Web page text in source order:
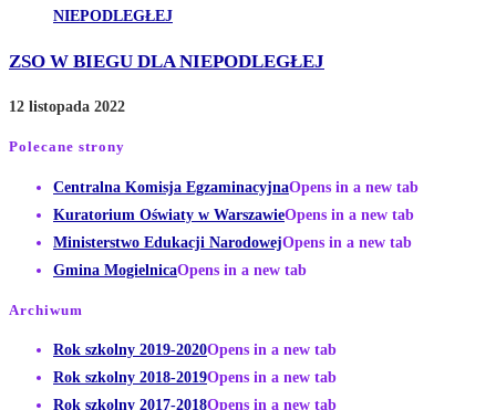
ZSO W BIEGU DLA NIEPODLEGŁEJ
12 listopada 2022
Polecane strony
Centralna Komisja EgzaminacyjnaOpens in a new tab
Kuratorium Oświaty w WarszawieOpens in a new tab
Ministerstwo Edukacji NarodowejOpens in a new tab
Gmina MogielnicaOpens in a new tab
Archiwum
Rok szkolny 2019-2020Opens in a new tab
Rok szkolny 2018-2019Opens in a new tab
Rok szkolny 2017-2018Opens in a new tab